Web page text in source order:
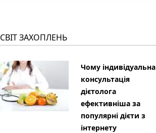
СВІТ ЗАХОПЛЕНЬ
Чому індивідуальна
консультація
дієтолога
ефективніша за
популярні дієти з
інтернету